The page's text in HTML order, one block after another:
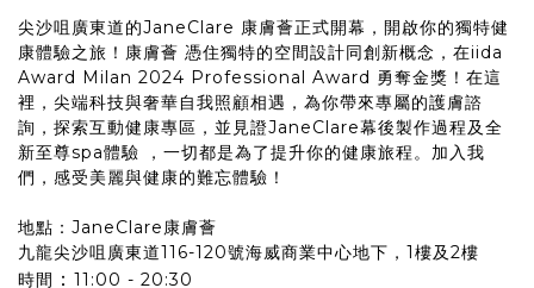
尖沙咀廣東道的JaneClare 康膚薈正式開幕，開啟你的獨特健
康體驗之旅！康膚薈 憑住獨特的空間設計同創新概念，在iida
Award Milan 2024 Professional Award 勇奪金獎！在這
裡，尖端科技與奢華自我照顧相遇，為你帶來專屬的護膚諮
詢，探索互動健康專區，並見證JaneClare幕後製作過程及全
新至尊spa體驗 ，一切都是為了提升你的健康旅程。加入我
們，感受美麗與健康的難忘體驗！
地點：JaneClare康膚薈
九龍尖沙咀廣東道116-120號海威商業中心地下，1樓及2樓
時間 ： 11:00 - 20:30